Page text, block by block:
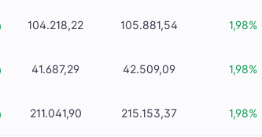
104.218,22 105.881,54 1,98%
41.687,29 42.509,09 1,98%
211.041,90 215.153,37 1,98%